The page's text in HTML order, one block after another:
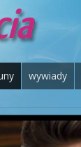
wywiady